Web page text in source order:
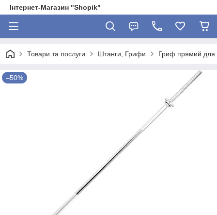
Інтернет-Магазин "Shopik"
Товари та послуги Штанги, Грифи Гриф прямий для
–50%